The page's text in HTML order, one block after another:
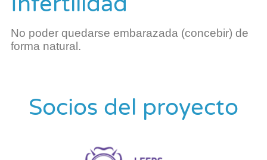
No poder quedarse embarazada (concebir) de
forma natural.
Socios del proyecto